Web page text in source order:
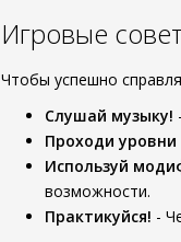
Игровые
Чтобы успешно
Слушай музыку!
Проходи уровни
Используй
возможности.
Практикуйся! -